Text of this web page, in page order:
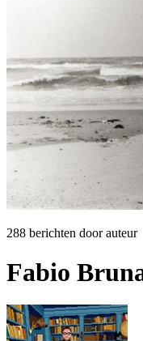
288 berichten door auteur
Fabio